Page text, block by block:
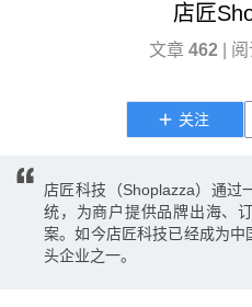
店匠
文章 462 |
关注
店匠科技（Shoplazza）通过
统，为商户提供品牌出海、
案。如今店匠科技已经成为
头企业之一。